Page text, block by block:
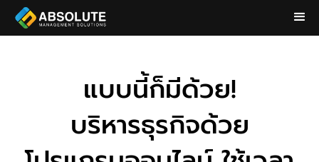
แบบนี้ก็มีด้วย!
บริหารธุรกิจด้วย